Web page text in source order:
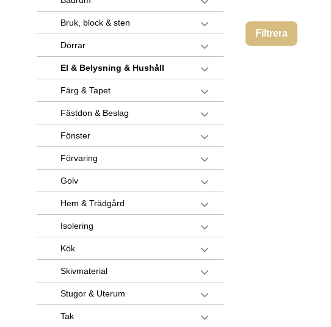
Bruk, block & sten
Dörrar
El & Belysning & Hushåll
Färg & Tapet
Fästdon & Beslag
Fönster
Förvaring
Golv
Hem & Trädgård
Isolering
Kök
Skivmaterial
Stugor & Uterum
Tak
Filtrera